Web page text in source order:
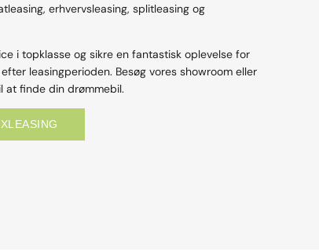
erhvervsleasing, splitleasing og
i topklasse og sikre en fantastisk oplevelse for
leasingperioden. Besøg vores showroom eller
finde din drømmebil.